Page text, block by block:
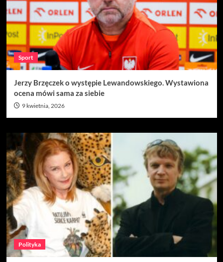
Sport
Jerzy Brzęczek o występie Lewandowskiego. Wystawiona
ocena mówi sama za siebie
9 kwietnia, 2026
Polityka